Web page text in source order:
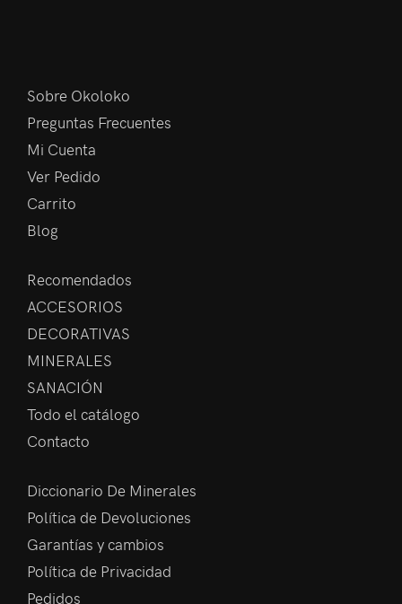
Sobre Okoloko
Preguntas Frecuentes
Mi Cuenta
Ver Pedido
Carrito
Blog
Recomendados
ACCESORIOS
DECORATIVAS
MINERALES
SANACIÓN
Todo el catálogo
Contacto
Diccionario De Minerales
Política de Devoluciones
Garantías y cambios
Política de Privacidad
Pedidos